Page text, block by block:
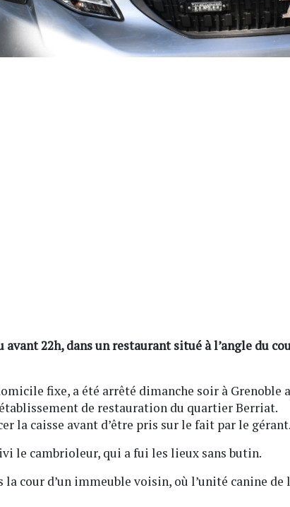
22h, dans un restaurant situé à l’angle du
fixe, a été arrêté dimanche soir à Grenoble
de restauration du quartier Berriat.
la caisse avant d’être pris sur le fait par le gérant.
le cambrioleur, qui a fui les lieux sans butin.
la cour d’un immeuble voisin, où l’unité canine de